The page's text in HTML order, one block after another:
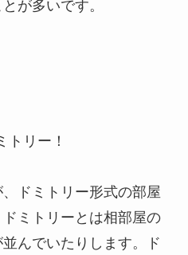
が多いです。
リー！
ドミトリー形式の部屋
ミトリーとは相部屋の
んでいたりします。ド